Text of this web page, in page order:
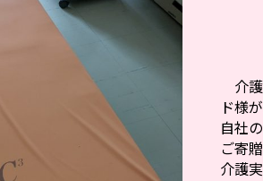
介
ド様
自社
ご寄
介護